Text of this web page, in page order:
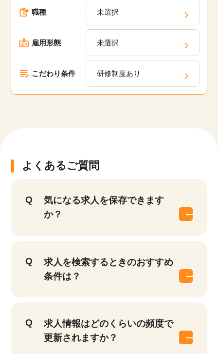
職種 未選択
雇用形態 未選択
こだわり条件 研修制度あり
よくあるご質問
気になる求人を保存できます
か？
求人を検索するときのおすすめ
条件は？
求人情報はどのくらいの頻度で
更新されますか？